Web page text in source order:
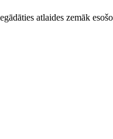
atlaides zemāk